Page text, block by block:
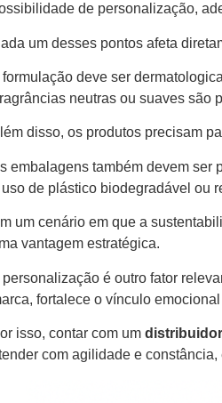
de personalização,
um desses pontos afeta
formulação deve ser
neutras ou suaves são
disso, os produtos precisam
embalagens também devem ser
de plástico biodegradável ou
um cenário em que a
vantagem estratégica.
personalização é outro fator
fortalece o vínculo
isso, contar com um
com agilidade e